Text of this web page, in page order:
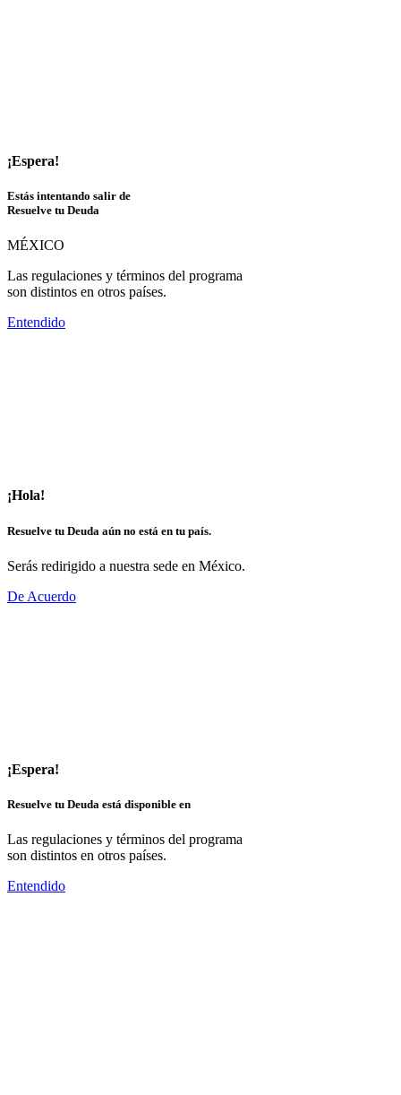
¡Espera!
Estás intentando salir de
Resuelve tu Deuda
MÉXICO
Las regulaciones y términos del programa
son distintos en otros países.
Entendido
¡Hola!
Resuelve tu Deuda aún no está en tu país.
Serás redirigido a nuestra sede en México.
De Acuerdo
¡Espera!
Resuelve tu Deuda está disponible en
Las regulaciones y términos del programa
son distintos en otros países.
Entendido